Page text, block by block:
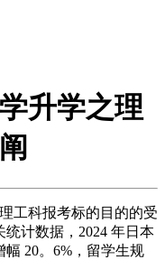
升学之理
科报考标的目的的受
统计数据，2024 年日本
幅 20。6%，留学生规